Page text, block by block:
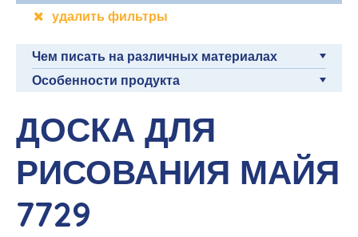
удалить фильтры
Чем писать на различных материалах
Особенности продукта
ДОСКА ДЛЯ
РИСОВАНИЯ МАЙЯ
7729